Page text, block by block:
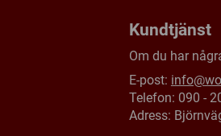
Kundtjänst
Om du har
E-post:
Telefon: 090 -
Adress: